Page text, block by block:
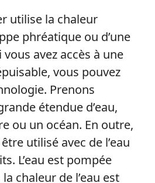
utilise la chaleur
phréatique ou d’une
vous avez accès à une
vous pouvez
Prenons
étendue d’eau,
ou un océan. En outre,
utilisé avec de l’eau
L’eau est pompée
chaleur de l’eau est